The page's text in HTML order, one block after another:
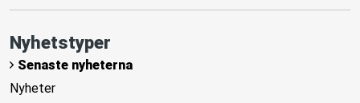
Nyhetstyper
Senaste nyheterna
Nyheter